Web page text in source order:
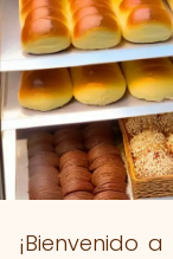
¡Bienvenido a